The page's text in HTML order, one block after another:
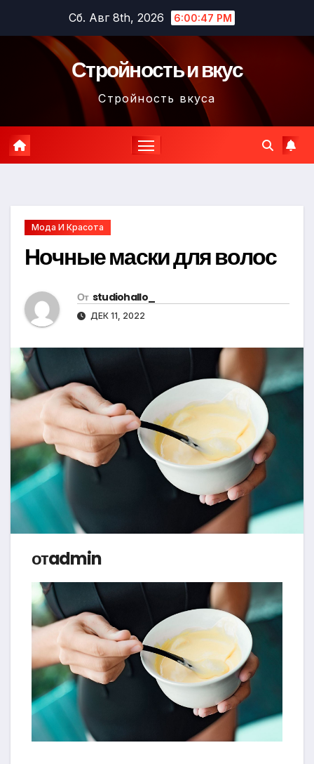
содержимому
Сб. Авг 8th, 2026 6:00:48 PM
Стройность и вкус
Стройность вкуса
Мода И Красота
Ночные маски для волос
От studiohallo_
ДЕК 11, 2022
отadmin